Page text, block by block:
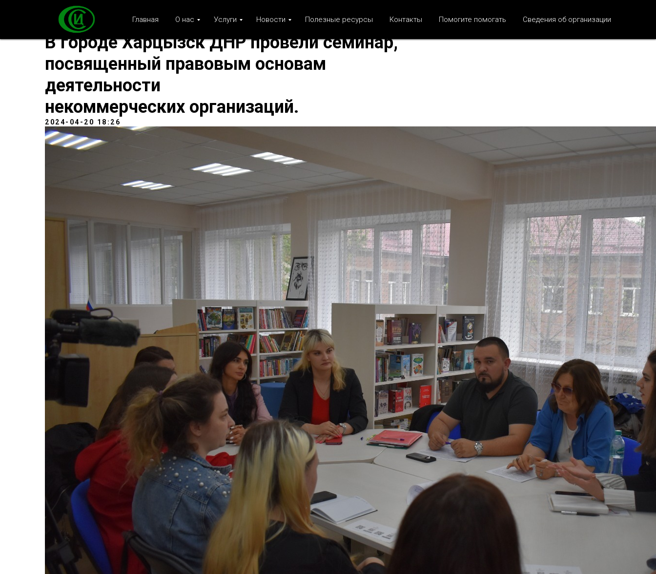
Главная О нас Услуги Новости Полезные ресурсы Контакты Помогите помогать Сведения об организации
В городе Харцызск ДНР провели семинар,
посвященный правовым основам
деятельности
некоммерческих организаций.
2024-04-20 18:26